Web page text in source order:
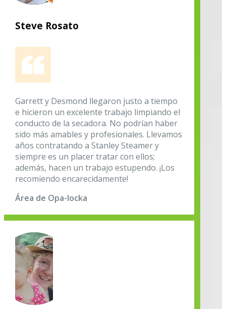
Steve Rosato
Garrett y Desmond llegaron justo a tiempo
e hicieron un excelente trabajo limpiando el
conducto de la secadora. No podrían haber
sido más amables y profesionales. Llevamos
años contratando a Stanley Steamer y
siempre es un placer tratar con ellos;
además, hacen un trabajo estupendo. ¡Los
recomiendo encarecidamente!
Área de Opa-locka